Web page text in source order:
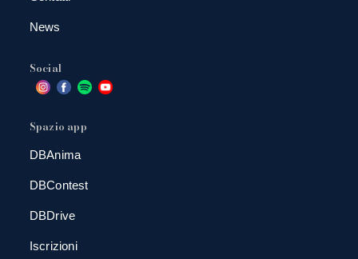
News
Social
Spazio app
DBAnima
DBContest
DBDrive
Iscrizioni